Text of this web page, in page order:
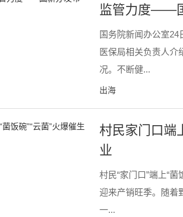
监管力度——
国务院新闻办公室24
医保局相关负责人介
况。不断健...
出海
村民家门口端
业
村民“家门口”端上“
迎来产销旺季。随着
一...